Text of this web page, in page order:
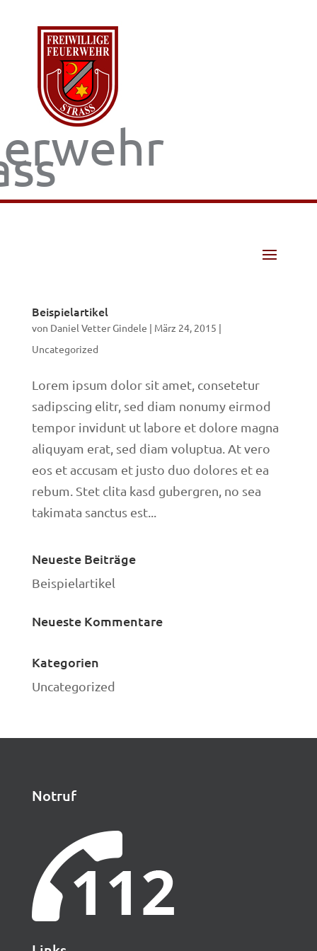
Beispielartikel
von Daniel Vetter Gindele | März 24, 2015 |
Uncategorized
Lorem ipsum dolor sit amet, consetetur
sadipscing elitr, sed diam nonumy eirmod
tempor invidunt ut labore et dolore magna
aliquyam erat, sed diam voluptua. At vero
eos et accusam et justo duo dolores et ea
rebum. Stet clita kasd gubergren, no sea
takimata sanctus est...
Neueste Beiträge
Beispielartikel
Neueste Kommentare
Kategorien
Uncategorized
Notruf